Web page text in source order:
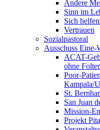
Andere
Sinn im
Sich
Vertrauen
Sozialpastoral
Ausschuss Eine-
ACAT-
ohne Folter
Poor-
Kampala/
St.
San Juan
Mission-
Projekt